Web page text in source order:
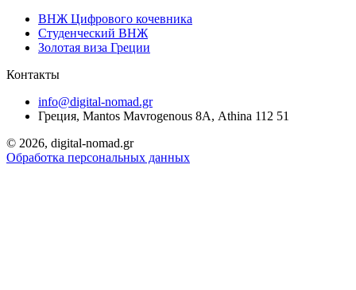
ВНЖ Цифрового кочевника
Студенческий ВНЖ
Золотая виза Греции
Контакты
info@digital-nomad.gr
Греция, Mantos Mavrogenous 8Α, Athina 112 51
© 2026, digital-nomad.gr
Обработка персональных данных